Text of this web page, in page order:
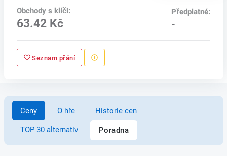
Obchody s klíči:
63.42 Kč
Předplatné:
-
Seznam přání
Ceny O hře Historie cen
TOP 30 alternativ Poradna